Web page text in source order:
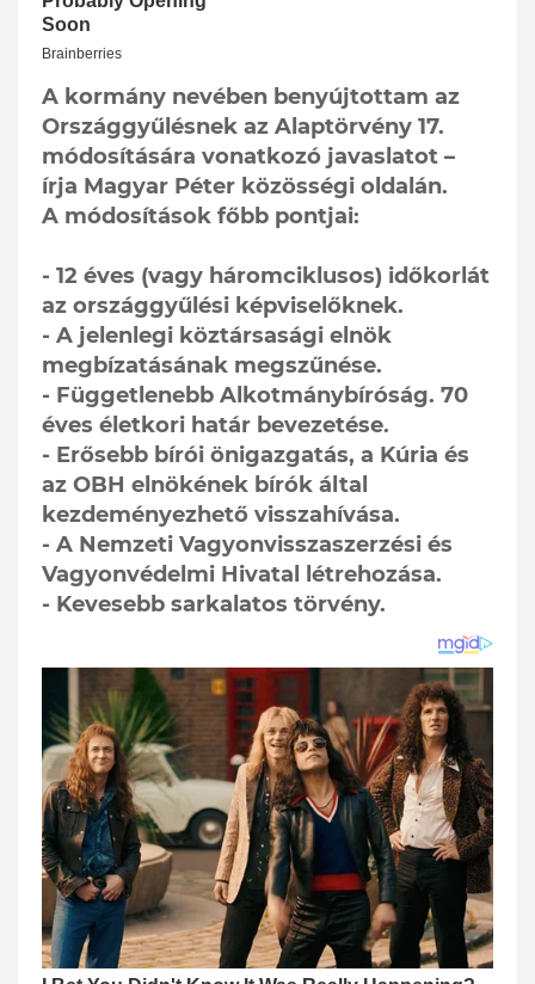
A kormány nevében benyújtottam az
Országgyűlésnek az Alaptörvény 17.
módosítására vonatkozó javaslatot –
írja Magyar Péter közösségi oldalán.
A módosítások főbb pontjai:
- 12 éves (vagy háromciklusos) időkorlát
az országgyűlési képviselőknek.
- A jelenlegi köztársasági elnök
megbízatásának megszűnése.
- Függetlenebb Alkotmánybíróság. 70
éves életkori határ bevezetése.
- Erősebb bírói önigazgatás, a Kúria és
az OBH elnökének bírók által
kezdeményezhető visszahívása.
- A Nemzeti Vagyonvisszaszerzési és
Vagyonvédelmi Hivatal létrehozása.
- Kevesebb sarkalatos törvény.